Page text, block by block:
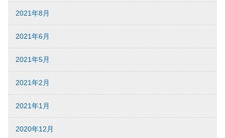
2021年8月
2021年6月
2021年5月
2021年2月
2021年1月
2020年12月